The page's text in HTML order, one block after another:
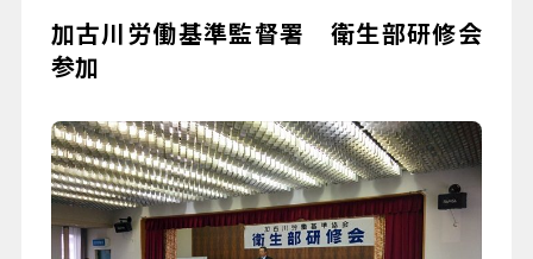
Company 企業情報
Recruit採用情報
加古川労働基準監督署 衛生部研修会
参加